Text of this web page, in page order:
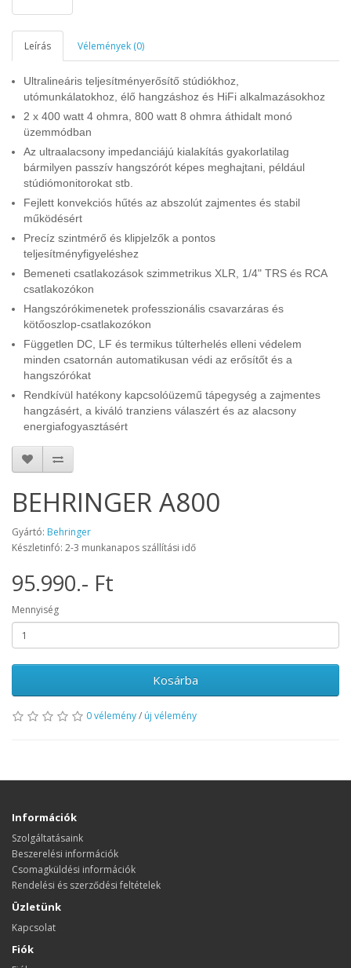
Leírás Vélemények (0)
Ultralineáris teljesítményerősítő stúdiókhoz,
utómunkálatokhoz, élő hangzáshoz és HiFi alkalmazásokhoz
2 x 400 watt 4 ohmra, 800 watt 8 ohmra áthidalt monó
üzemmódban
Az ultraalacsony impedanciájú kialakítás gyakorlatilag
bármilyen passzív hangszórót képes meghajtani, például
stúdiómonitorokat stb.
Fejlett konvekciós hűtés az abszolút zajmentes és stabil
működésért
Precíz szintmérő és klipjelzők a pontos
teljesítményfigyeléshez
Bemeneti csatlakozások szimmetrikus XLR, 1/4" TRS és RCA
csatlakozókon
Hangszórókimenetek professzionális csavarzáras és
kötőoszlop-csatlakozókon
Független DC, LF és termikus túlterhelés elleni védelem
minden csatornán automatikusan védi az erősítőt és a
hangszórókat
Rendkívül hatékony kapcsolóüzemű tápegység a zajmentes
hangzásért, a kiváló tranziens válaszért és az alacsony
energiafogyasztásért
BEHRINGER A800
Gyártó: Behringer
Készletinfó: 2-3 munkanapos szállítási idő
95.990.- Ft
Mennyiség
Kosárba
0 vélemény/ új vélemény
Információk
Szolgáltatásaink
Beszerelési információk
Csomagküldési információk
Rendelési és szerződési feltételek
Üzletünk
Kapcsolat
Fiók